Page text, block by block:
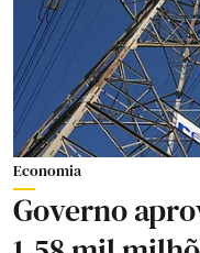
Economia
Governo